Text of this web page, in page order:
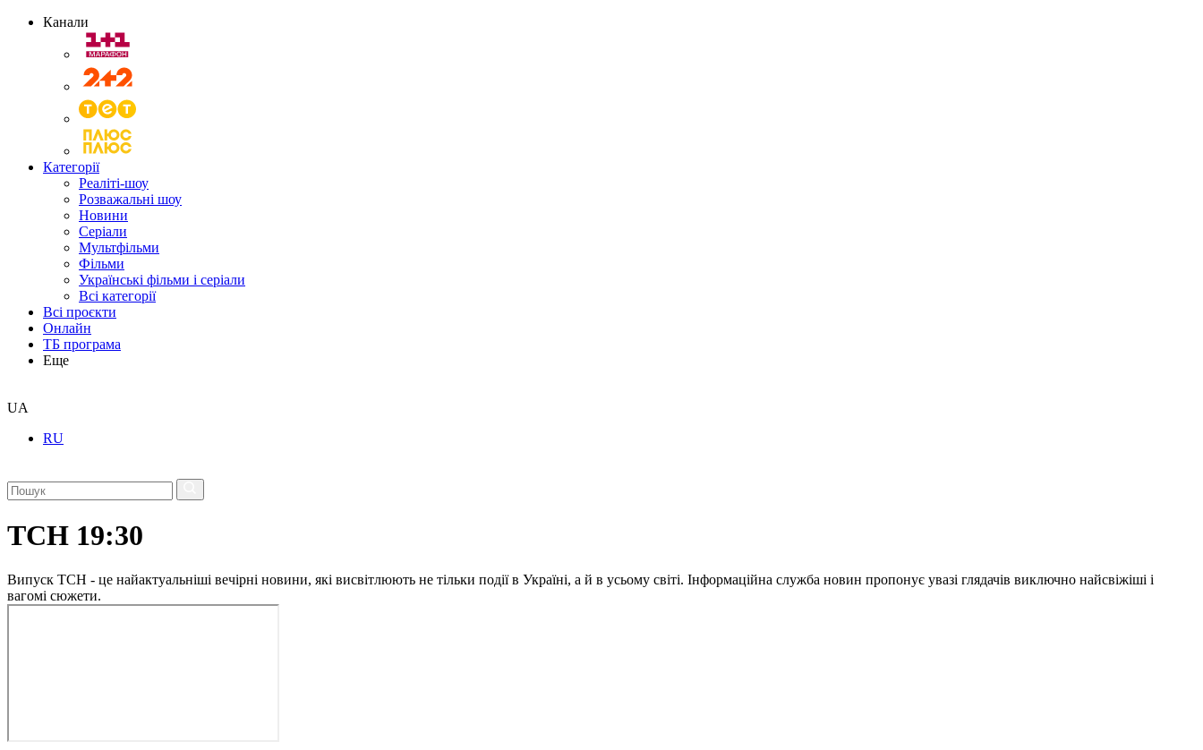
Канали
Категорії
Реаліті-шоу
Розважальні шоу
Новини
Серіали
Мультфільми
Фільми
Українські фільми і серіали
Всі категорії
Всі проєкти
Онлайн
ТБ програма
Еще
UA
RU
ТСН 19:30
Випуск ТСН - це найактуальніші вечірні новини, які висвітлюють не тільки події в Україні, а й в усьому світі. Інформаційна служба новин пропонує увазі глядачів виключно найсвіжіші і
вагомі сюжети.